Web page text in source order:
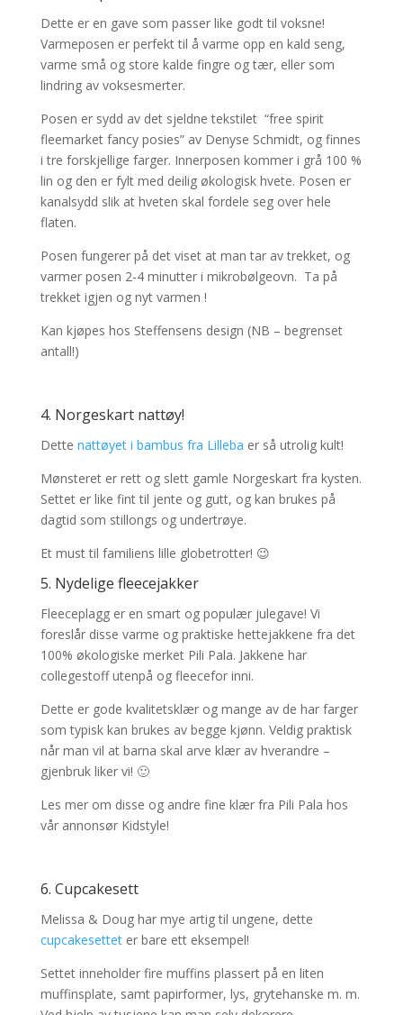
Dette er en gave som passer like godt til voksne!
Varmeposen er perfekt til å varme opp en kald seng,
varme små og store kalde fingre og tær, eller som
lindring av voksesmerter.
Posen er sydd av det sjeldne tekstilet “free spirit
fleemarket fancy posies” av Denyse Schmidt, og finnes
i tre forskjellige farger. Innerposen kommer i grå 100 %
lin og den er fylt med deilig økologisk hvete. Posen er
kanalsydd slik at hveten skal fordele seg over hele
flaten.
Posen fungerer på det viset at man tar av trekket, og
varmer posen 2-4 minutter i mikrobølgeovn. Ta på
trekket igjen og nyt varmen !
Kan kjøpes hos Steffensens design (NB – begrenset
antall!)
4. Norgeskart nattøy!
Dette nattøyet i bambus fra Lilleba er så utrolig kult!
Mønsteret er rett og slett gamle Norgeskart fra kysten.
Settet er like fint til jente og gutt, og kan brukes på
dagtid som stillongs og undertrøye.
Et must til familiens lille globetrotter! 😉
5. Nydelige fleecejakker
Fleeceplagg er en smart og populær julegave! Vi
foreslår disse varme og praktiske hettejakkene fra det
100% økologiske merket Pili Pala. Jakkene har
collegestoff utenpå og fleecefor inni.
Dette er gode kvalitetsklær og mange av de har farger
som typisk kan brukes av begge kjønn. Veldig praktisk
når man vil at barna skal arve klær av hverandre –
gjenbruk liker vi! 🙂
Les mer om disse og andre fine klær fra Pili Pala hos
vår annonsør Kidstyle!
6. Cupcakesett
Melissa & Doug har mye artig til ungene, dette
cupcakesettet er bare ett eksempel!
Settet inneholder fire muffins plassert på en liten
muffinsplate, samt papirformer, lys, grytehanske m. m.